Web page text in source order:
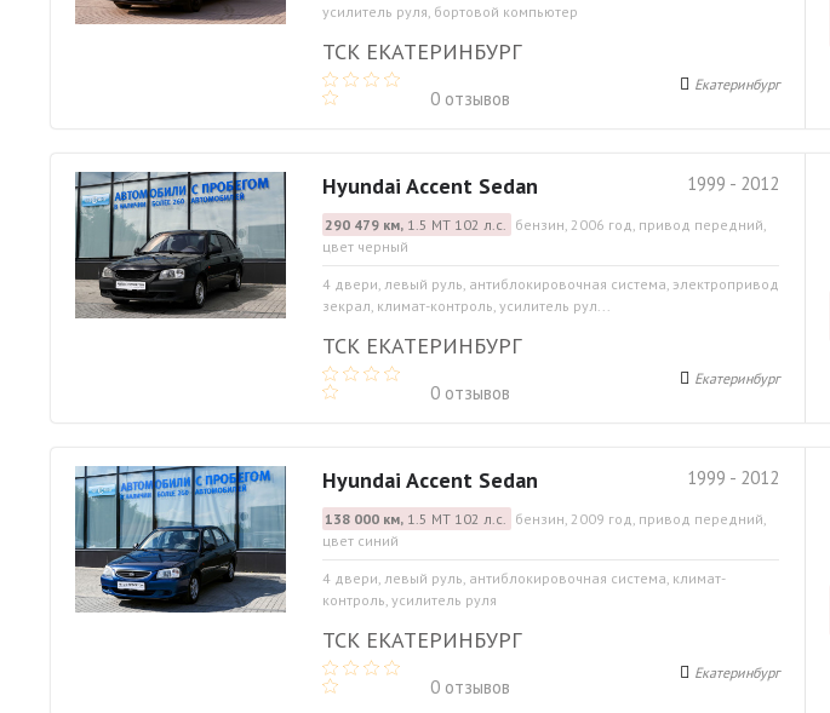
усилитель руля, бортовой компьютер
ТСК ЕКАТЕРИНБУРГ
0 отзывов
Екатеринбург
1999 - 2012
Hyundai Accent Sedan
290 479 км,1.5 МТ 102 л.с. бензин, 2006 год, привод передний,
цвет черный
4 двери, левый руль, антиблокировочная система, электропривод
зекрал, климат-контроль, усилитель рул...
ТСК ЕКАТЕРИНБУРГ
0 отзывов
Екатеринбург
1999 - 2012
Hyundai Accent Sedan
138 000 км,1.5 МТ 102 л.с. бензин, 2009 год, привод передний,
цвет синий
4 двери, левый руль, антиблокировочная система, климат-
контроль, усилитель руля
ТСК ЕКАТЕРИНБУРГ
0 отзывов
Екатеринбург